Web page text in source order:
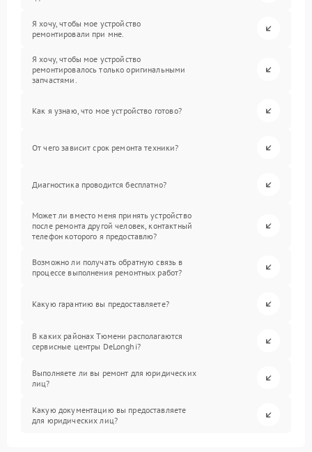
Я хочу, чтобы мое устройство
ремонтировали при мне.
Я хочу, чтобы мое устройство
ремонтировалось только оригинальными
запчастями.
Как я узнаю, что мое устройство готово?
От чего зависит срок ремонта техники?
Диагностика проводится бесплатно?
Может ли вместо меня принять устройство
после ремонта другой человек, контактный
телефон которого я предоставлю?
Возможно ли получать обратную связь в
процессе выполнения ремонтных работ?
Какую гарантию вы предоставляете?
В каких районах Тюмени располагаются
сервисные центры DeLonghi?
Выполняете ли вы ремонт для юридических
лиц?
Какую документацию вы предоставляете
для юридических лиц?